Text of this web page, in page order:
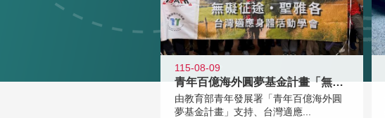
115-08-09
青年百億海外圓夢基金計畫「無礙征途
由教育部青年發展署「青年百億海外圓
夢基金計畫」支持、台灣適應...